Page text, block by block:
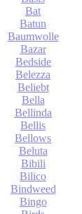
Bat
Batun
Baumwolle
Bazar
Bedside
Belezza
Beliebt
Bella
Bellinda
Bellis
Bellows
Beluta
Bibili
Bilico
Bindweed
Bingo